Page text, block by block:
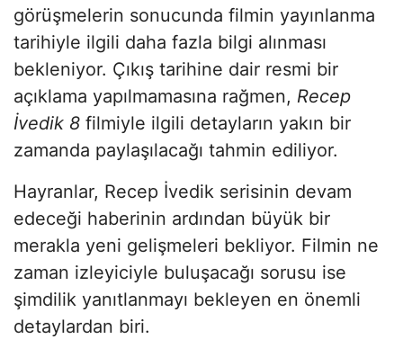
görüşmelerin sonucunda filmin yayınlanma
tarihiyle ilgili daha fazla bilgi alınması
bekleniyor. Çıkış tarihine dair resmi bir
açıklama yapılmamasına rağmen, Recep
İvedik 8 filmiyle ilgili detayların yakın bir
zamanda paylaşılacağı tahmin ediliyor.
Hayranlar, Recep İvedik serisinin devam
edeceği haberinin ardından büyük bir
merakla yeni gelişmeleri bekliyor. Filmin ne
zaman izleyiciyle buluşacağı sorusu ise
şimdilik yanıtlanmayı bekleyen en önemli
detaylardan biri.